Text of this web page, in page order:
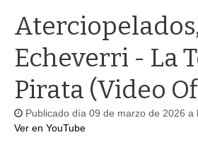
Echeverri - La
Pirata (Video
Publicado día 09 de marzo de 2026
Ver en YouTube